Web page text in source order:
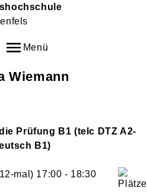
Menü
Wiemann
Prüfung B1 (telc DTZ A2-
B1)
mal) 17:00 - 18:30